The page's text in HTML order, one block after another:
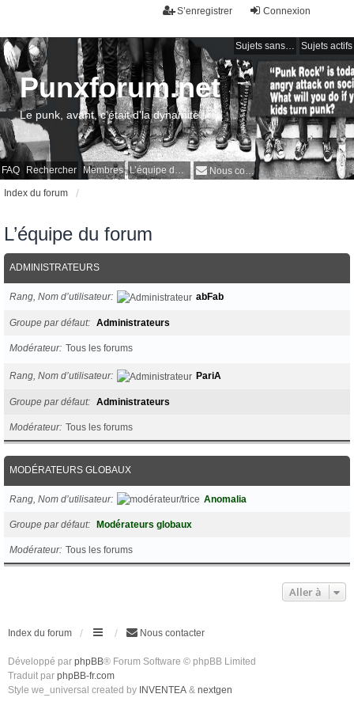
Connexion
S’enregistrer
Sujets sans réponse Sujets actifs
FAQ Rechercher Membres L’équipe du forum Nous contacter
Punxforum.net
Le punk, avant, c'était d'la dynamite !
Index du forum
L’équipe du forum
ADMINISTRATEURS
Rang, Nom d’utilisateur abFab
Groupe par défaut Administrateurs
Modérateur Tous les forums
Rang, Nom d’utilisateur PariA
Groupe par défaut Administrateurs
Modérateur Tous les forums
MODÉRATEURS GLOBAUX
Rang, Nom d’utilisateur Anomalia
Groupe par défaut Modérateurs globaux
Modérateur Tous les forums
Aller à
Index du forum Nous contacter
Développé par phpBB® Forum Software © phpBB Limited
Traduit par phpBB-fr.com
Style we_universal created by INVENTEA & nextgen